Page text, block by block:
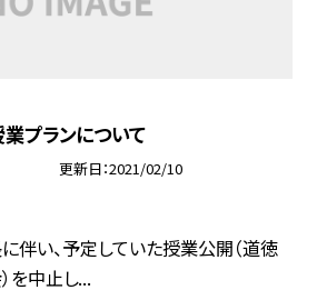
プランについて
更新日 2021/02/10
伴い、予定していた授業公開（道徳
を中止し...